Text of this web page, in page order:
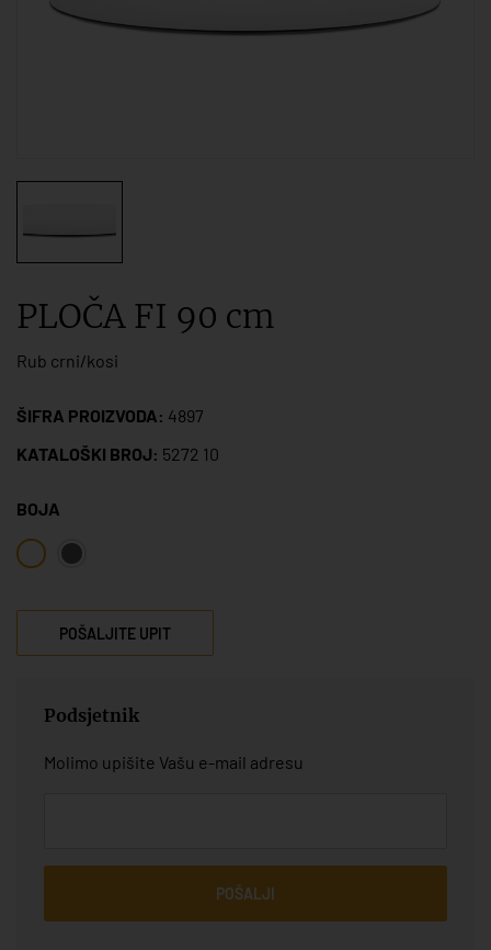
PLOČA FI 90 cm
Rub crni/kosi
ŠIFRA PROIZVODA: 4897
KATALOŠKI BROJ: 5272 10
BOJA
POŠALJITE UPIT
Podsjetnik
Molimo upišite Vašu e-mail adresu
POŠALJI